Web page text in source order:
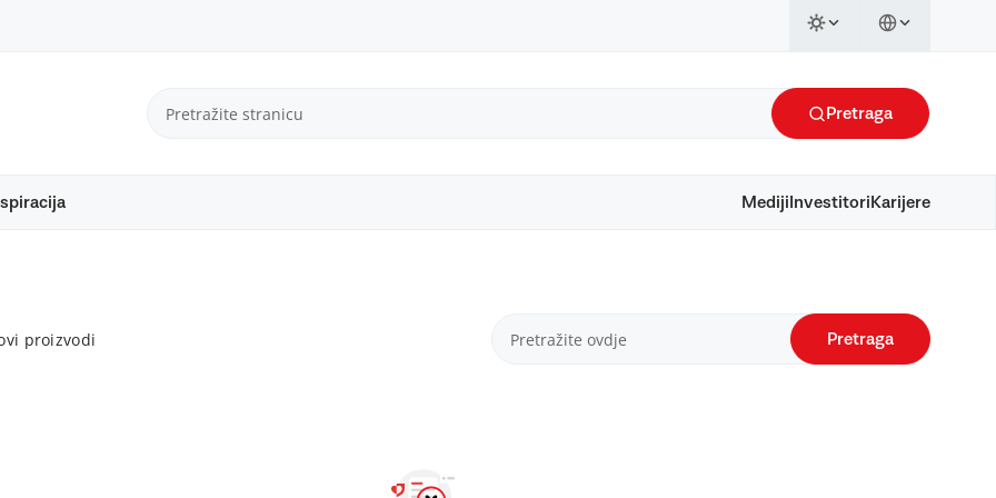
Pretraga
Mediji Investitori Karijere
proizvodi Pretraga